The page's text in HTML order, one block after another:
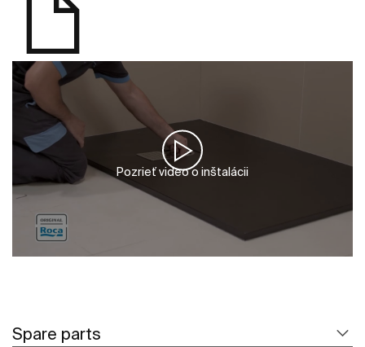
Pozrieť video o inštalácii
Spare parts